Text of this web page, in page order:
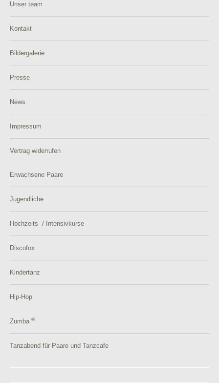
Unser team
Kontakt
Bildergalerie
Presse
News
Impressum
Vertrag widerrufen
Erwachsene Paare
Jugendliche
Hochzeits- / Intensivkurse
Discofox
Kindertanz
Hip-Hop
Zumba ®
Tanzabend für Paare und Tanzcafe